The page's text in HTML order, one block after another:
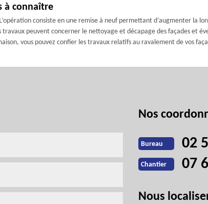
à connaître
consiste en une remise à neuf permettant d’augmenter la
peuvent concerner le nettoyage et décapage des façades et
vous pouvez confier les travaux relatifs au ravalement de vos
Nos
Bureau 02
Chantier 07
Nous